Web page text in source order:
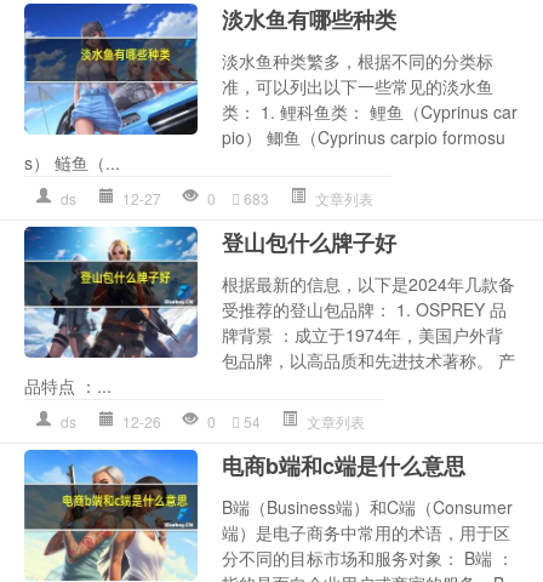
淡水鱼有哪些种类
淡水鱼种类繁多，根据不同的分类标
准，可以列出以下一些常见的淡水鱼
类： 1. 鲤科鱼类： 鲤鱼（Cyprinus car
pio） 鲫鱼（Cyprinus carpio formosu
s） 鲢鱼（...
ds 12-27 0 683 文章列表
登山包什么牌子好
根据最新的信息，以下是2024年几款备
受推荐的登山包品牌： 1. OSPREY 品
牌背景 ：成立于1974年，美国户外背
包品牌，以高品质和先进技术著称。 产
品特点 ：...
ds 12-26 0 54 文章列表
电商b端和c端是什么意思
B端（Business端）和C端（Consumer
端）是电子商务中常用的术语，用于区
分不同的目标市场和服务对象： B端 ：